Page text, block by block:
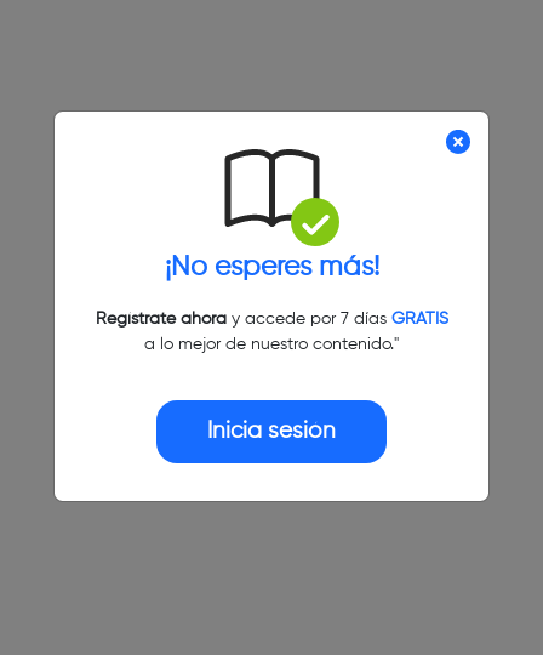
¡No esperes más!
Regístrate ahoray accede por 7 días GRATIS
a lo mejor de nuestro contenido."
Inicia sesión